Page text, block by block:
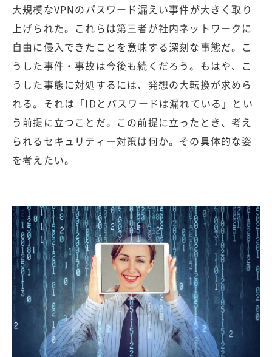
大規模なVPNのパスワード漏えい事件が大きく取り
上げられた。これらは第三者が社内ネットワークに
自由に侵入できたことを意味する深刻な事態だ。こ
うした事件・事故は今後も続くだろう。もはや、こ
うした事態に対処するには、発想の大転換が求めら
れる。それは「IDとパスワードは漏れている」とい
う前提に立つことだ。この前提に立ったとき、考え
られるセキュリティー対策は何か。その具体的な姿
を考えたい。